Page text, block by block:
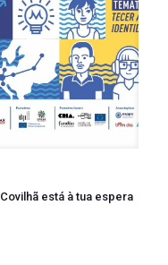
está à tua espera